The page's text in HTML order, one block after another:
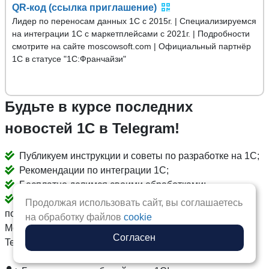
QR-код (ссылка приглашение)
Лидер по переносам данных 1С с 2015г. | Специализируемся
на интеграции 1С с маркетплейсами с 2021г. | Подробности
смотрите на сайте moscowsoft.com | Официальный партнёр
1С в статусе "1С:Франчайзи"
Будьте в курсе последних
новостей 1С в Telegram!
Публикуем инструкции и советы по разработке на 1С;
Рекомендации по интеграции 1С;
Бесплатно делимся своими обработками;
Публикуем секретные спецпредложения только для
подписчиков. Специальные предложения компании
MoscowSoft в первую очередь выкладываем в канале
Telegram.
Продолжая использовать сайт, вы соглашаетесь
на обработку файловcookie
Согласен